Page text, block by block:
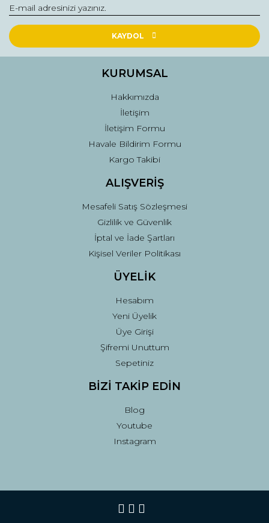
KAYDOL
KURUMSAL
Hakkımızda
İletişim
İletişim Formu
Havale Bildirim Formu
Kargo Takibi
ALIŞVERİŞ
Mesafeli Satış Sözleşmesi
Gizlilik ve Güvenlik
İptal ve İade Şartları
Kişisel Veriler Politikası
ÜYELİK
Hesabım
Yeni Üyelik
Üye Girişi
Şifremi Unuttum
Sepetiniz
BİZİ TAKİP EDİN
Blog
Youtube
Instagram